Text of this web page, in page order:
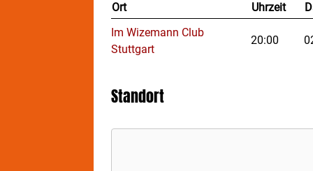
Ort Uhrzeit
Im Wizemann Club
Stuttgart
20:00
Standort